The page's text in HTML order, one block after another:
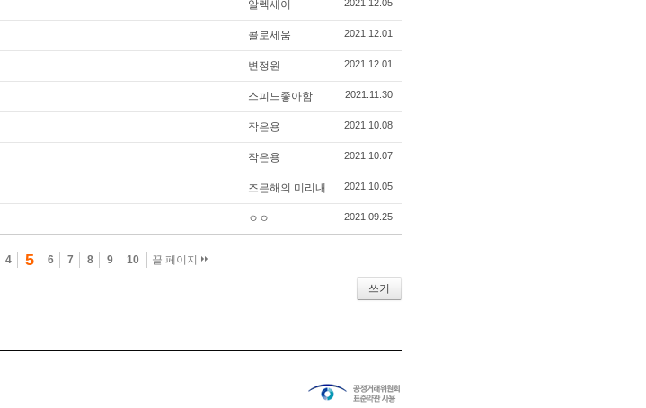
알렉세이 2021.12.05
콜로세움 2021.12.01
변정원 2021.12.01
스피드좋아함 2021.11.30
작은용 2021.10.08
작은용 2021.10.07
즈믄해의 미리내 2021.10.05
ㅇㅇ 2021.09.25
4 5 6 7 8 9 10 끝 페이지
쓰기